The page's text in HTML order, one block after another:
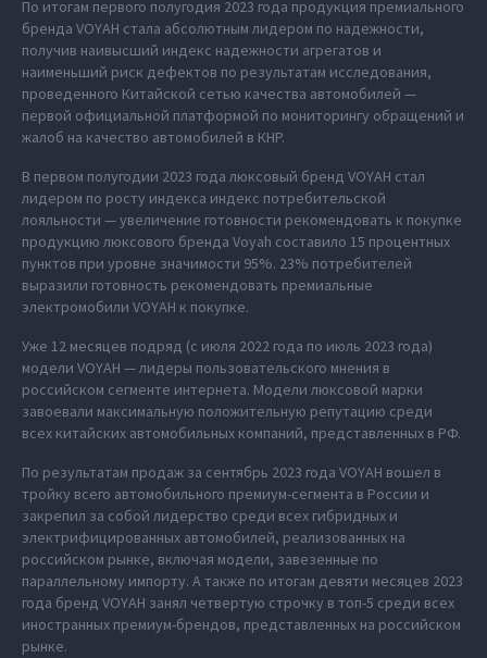
По итогам первого полугодия 2023 года продукция премиального
бренда VOYAH стала абсолютным лидером по надежности,
получив наивысший индекс надежности агрегатов и
наименьший риск дефектов по результатам исследования,
проведенного Китайской сетью качества автомобилей —
первой официальной платформой по мониторингу обращений и
жалоб на качество автомобилей в КНР.
В первом полугодии 2023 года люксовый бренд VOYAH стал
лидером по росту индекса индекс потребительской
лояльности — увеличение готовности рекомендовать к покупке
продукцию люксового бренда Voyah составило 15 процентных
пунктов при уровне значимости 95%. 23% потребителей
выразили готовность рекомендовать премиальные
электромобили VOYAH к покупке.
Уже 12 месяцев подряд (с июля 2022 года по июль 2023 года)
модели VOYAH — лидеры пользовательского мнения в
российском сегменте интернета. Модели люксовой марки
завоевали максимальную положительную репутацию среди
всех китайских автомобильных компаний, представленных в РФ.
По результатам продаж за сентябрь 2023 года VOYAH вошел в
тройку всего автомобильного премиум-сегмента в России и
закрепил за собой лидерство среди всех гибридных и
электрифицированных автомобилей, реализованных на
российском рынке, включая модели, завезенные по
параллельному импорту. А также по итогам девяти месяцев 2023
года бренд VOYAH занял четвертую строчку в топ-5 среди всех
иностранных премиум-брендов, представленных на российском
рынке.